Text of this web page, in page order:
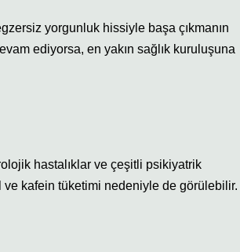
yorgunluk hissiyle başa çıkmanın
ediyorsa, en yakın sağlık kuruluşuna
hastalıklar ve çeşitli psikiyatrik
ve kafein tüketimi nedeniyle de görülebilir.